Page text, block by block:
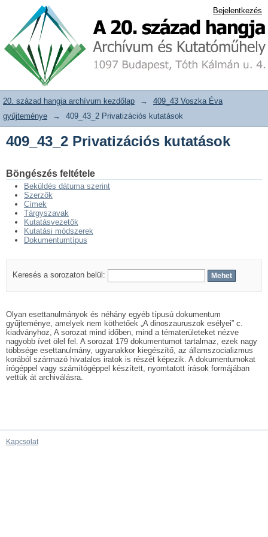
409_43_2 Privatizációs kutatások
20. század hangja archívum adattár Bejelentkezés
20. század hangja archívum kezdőlap →
409_43 Voszka Éva
gyűjteménye
→ 409_43_2 Privatizációs kutatások
409_43_2 Privatizációs kutatások
Böngészés feltétele
Beküldés dátuma szerint
Szerzők
Címek
Tárgyszavak
Kutatásvezetők
Kutatási módszerek
Dokumentumtípus
Keresés a sorozaton belül:
Olyan esettanulmányok és néhány egyéb típusú dokumentum
gyűjteménye, amelyek nem köthetőek „A dinoszauruszok esélyei” c.
kiadványhoz, A sorozat mind időben, mind a tématerületeket nézve
nagyobb ívet ölel fel. A sorozat 179 dokumentumot tartalmaz, ezek nagy
többsége esettanulmány, ugyanakkor kiegészítő, az államszocializmus
korából származó hivatalos iratok is részét képezik. A dokumentumokat
írógéppel vagy számítógéppel készített, nyomtatott írások formájában
vettük át archiválásra.
Kapcsolat